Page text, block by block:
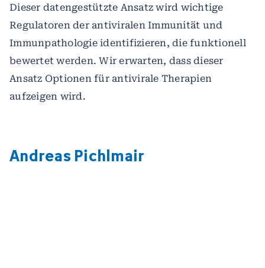
Dieser datengestützte Ansatz wird wichtige
Regulatoren der antiviralen Immunität und
Immunpathologie identifizieren, die funktionell
bewertet werden. Wir erwarten, dass dieser
Ansatz Optionen für antivirale Therapien
aufzeigen wird.
Andreas Pichlmair